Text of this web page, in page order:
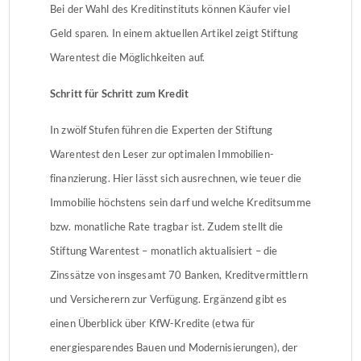
Bei der Wahl des Kreditinstituts können Käufer viel
Geld sparen. In einem aktuellen Artikel zeigt Stiftung
Warentest die Möglichkeiten auf.
Schritt für Schritt zum Kredit
In zwölf Stufen führen die Experten der Stiftung
Warentest den Leser zur optimalen Immobilien­
finanzierung. Hier lässt sich ausrechnen, wie teuer die
Immobilie höchstens sein darf und welche Kreditsumme
bzw. monatliche Rate tragbar ist. Zudem stellt die
Stiftung Warentest – monatlich aktualisiert – die
Zinssätze von insgesamt 70 Banken, Kreditvermittlern
und Versicherern zur Verfügung. Ergänzend gibt es
einen Über­blick über KfW-Kredite (etwa für
energiesparendes Bauen und Modernisierungen), der